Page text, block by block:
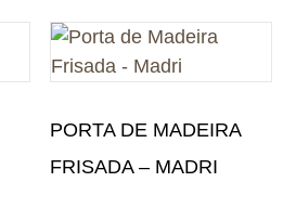
PORTA DE MADEIRA
FRISADA – MADRI